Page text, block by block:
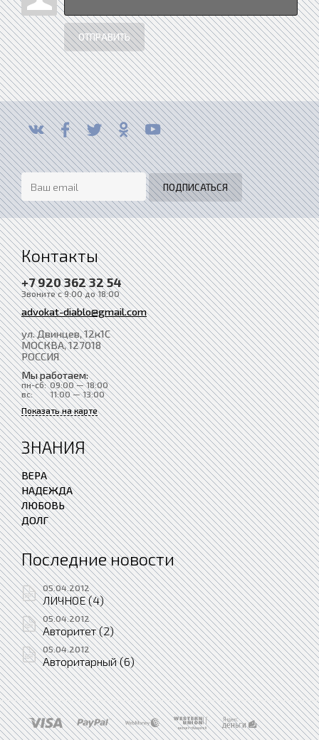
ОТПРАВИТЬ
Контакты
+7 920 362 32 54
Звоните с 9:00 до 18:00
advokat-diablo@gmail.com
ул. Двинцев, 12к1С
МОСКВА, 127018
РОССИЯ
Мы работаем:
пн-сб: 09:00 — 18:00
вс:
11:00 — 13:00
Показать на карте
ЗНАНИЯ
ВЕРА
НАДЕЖДА
ЛЮБОВЬ
ДОЛГ
Последние новости
05.04.2012
ЛИЧНОЕ (4)
05.04.2012
Авторитет (2)
05.04.2012
Авторитарный (6)